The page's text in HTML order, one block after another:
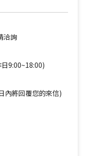
洽詢
9:00~18:00)
將回覆您的來信)